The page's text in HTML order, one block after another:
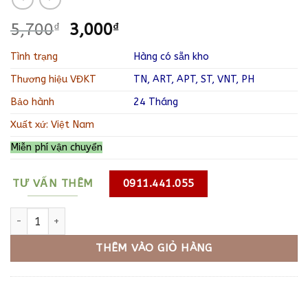
5,700₫
Giá
5,700₫.
3,000₫Giá
tại
là:
3,000₫.
Tình trạng
Hàng có sẵn kho
Thương hiệu VĐKT
TN, ART, APT, ST, VNT, PH
Bảo hành
24 Tháng
Xuất xứ: Việt Nam
Miễn phí vận chuyển
TƯ VẤN THÊM 0911.441.055
Vải địa kỹ thuật art12 số lượng
THÊM VÀO GIỎ HÀNG